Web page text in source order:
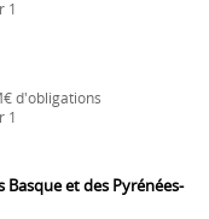
1
d'obligations
1
Basque et des Pyrénées-